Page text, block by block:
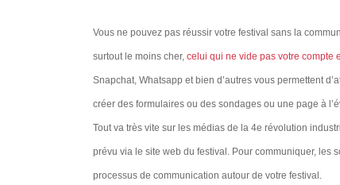
Vous ne pouvez pas réussir votre festival sans la
surtout le moins cher, celui qui ne vide pas votre compte
Snapchat, Whatsapp et bien d’autres vous permettent
créer des formulaires ou des sondages ou une page à
Tout va très vite sur les médias de la 4e révolution
prévu via le site web du festival. Pour communiquer, les
processus de communication autour de votre festival.